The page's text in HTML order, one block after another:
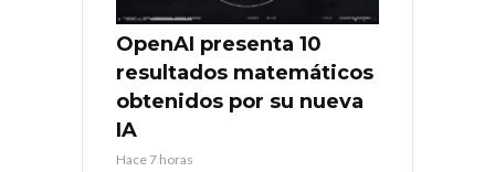
OpenAI presenta 10
resultados matemáticos
obtenidos por su nueva
IA
Hace 7 horas